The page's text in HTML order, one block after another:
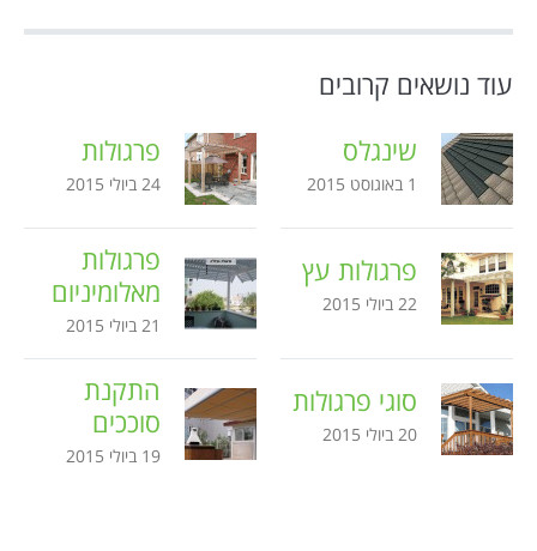
עוד נושאים קרובים
שינגלס
1 באוגוסט 2015
פרגולות
24 ביולי 2015
פרגולות עץ
22 ביולי 2015
פרגולות
מאלומיניום
21 ביולי 2015
סוגי פרגולות
20 ביולי 2015
התקנת
סוככים
19 ביולי 2015